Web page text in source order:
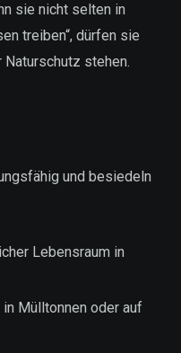
sie nicht selten in
treiben“, dürfen sie
stehen.
und besiedeln
Lebensraum in
in Mülltonnen oder auf